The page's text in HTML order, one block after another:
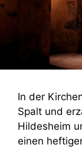
In der
Spalt und
Hildesheim
einen